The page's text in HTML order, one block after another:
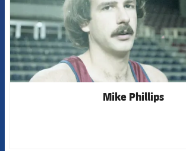
Mike Phillips